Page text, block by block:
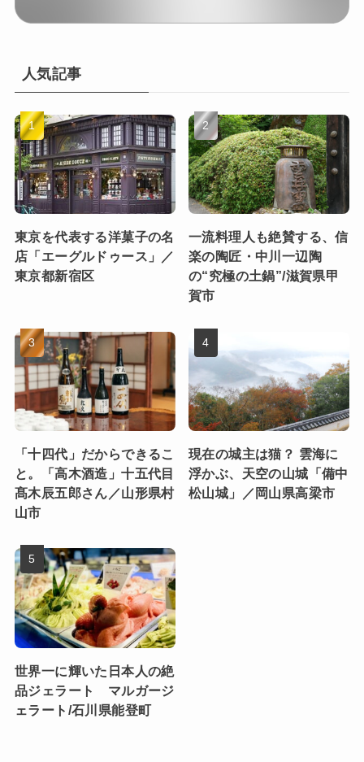
人気記事
東京を代表する洋菓子の名
店「エーグルドゥース」／
東京都新宿区
一流料理人も絶賛する、信
楽の陶匠・中川一辺陶
の“究極の土鍋”/滋賀県甲
賀市
「十四代」だからできるこ
と。「高木酒造」十五代目
髙木辰五郎さん／山形県村
山市
現在の城主は猫？ 雲海に
浮かぶ、天空の山城「備中
松山城」／岡山県高梁市
世界一に輝いた日本人の絶
品ジェラート マルガージ
ェラート/石川県能登町